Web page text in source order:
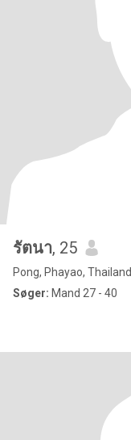
รัตนา, 25
Pong, Phayao, Thailand
Søger: Mand 27 - 40